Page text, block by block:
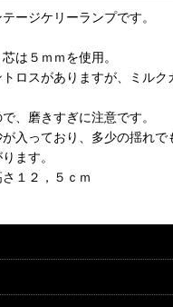
ージケリーランプです。
は５ｍｍを使用。
ロスがありますが、ミルク
、磨きすぎに注意です。
入っており、多少の揺れで
ます。
１２，５ｃｍ